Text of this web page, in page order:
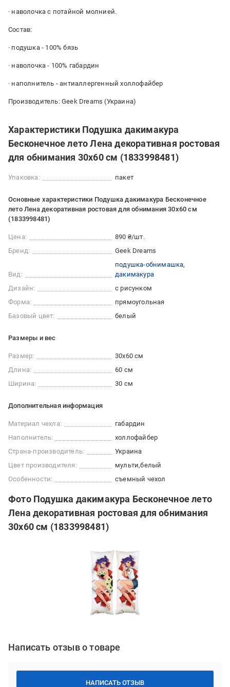
· наволочка с потайной молнией.
Состав:
· подушка - 100% бязь
· наволочка - 100% габардин
· наполнитель - антиаллергенный холлофайбер
Производитель: Geek Dreams (Украина)
Характеристики Подушка дакимакура
Бесконечное лето Лена декоративная ростовая
для обнимания 30x60 см (1833998481)
Упаковка: пакет
Основные характеристики Подушка дакимакура Бесконечное
лето Лена декоративная ростовая для обнимания 30x60 см
(1833998481)
Цена:
890 ₴/шт.
Бренд:
Geek Dreams
Вид:
подушка-обнимашка
дакимакура
Дизайн:
с рисунком
Форма:
прямоугольная
Базовый цвет:
белый
Размеры и вес
Размер:
30x60 см
Длина:
60 см
Ширина:
30 см
Дополнительная информация
Материал чехла:
габардин
Наполнитель:
холлофайбер
Страна-производитель:
Украина
Цвет производителя:
мульти белый
Особенности:
съемный чехол
Фото Подушка дакимакура Бесконечное лето
Лена декоративная ростовая для обнимания
30x60 см (1833998481)
Написать отзыв о товаре
НАПИСАТЬ ОТЗЫВ